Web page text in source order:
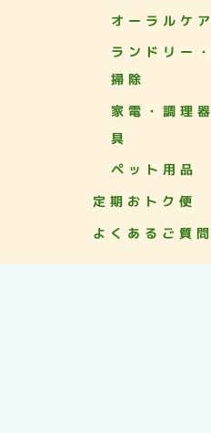
オーラルケア
ランドリー・
掃除
家電・調理器
具
ペット用品
定期おトク便
よくあるご質問